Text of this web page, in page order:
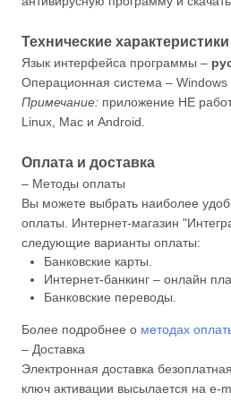
Технические характеристики
Язык интерфейса программы –
Операционная система – Windows
Примечание: приложение НЕ
Linux, Mac и Android.
Оплата и доставка
– Методы оплаты
Вы можете выбрать наиболее
оплаты. Интернет-магазин
следующие варианты оплаты:
Банковские карты.
Интернет-банкинг – онлайн
Банковские переводы.
Более подробнее о методах
– Доставка
Электронная доставка
ключ активации высылается на e-